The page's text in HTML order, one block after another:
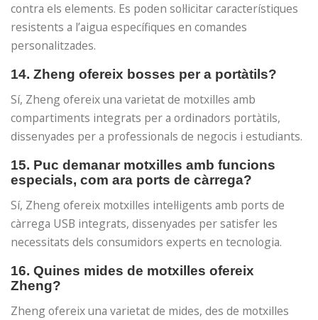
contra els elements. Es poden sol·licitar característiques
resistents a l’aigua específiques en comandes
personalitzades.
14. Zheng ofereix bosses per a portàtils?
Sí, Zheng ofereix una varietat de motxilles amb
compartiments integrats per a ordinadors portàtils,
dissenyades per a professionals de negocis i estudiants.
15. Puc demanar motxilles amb funcions
especials, com ara ports de càrrega?
Sí, Zheng ofereix motxilles intel·ligents amb ports de
càrrega USB integrats, dissenyades per satisfer les
necessitats dels consumidors experts en tecnologia.
16. Quines mides de motxilles ofereix
Zheng?
Zheng ofereix una varietat de mides, des de motxilles